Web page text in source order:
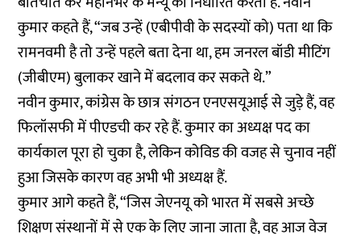
कुमार कहते हैं, “जब उन्हें (एबीपीवी के सदस्यों को) पता था कि
रामनवमी है तो उन्हें पहले बता देना था, हम जनरल बॉडी मीटिंग
(जीबीएम) बुलाकर खाने में बदलाव कर सकते थे.”
नवीन कुमार, कांग्रेस के छात्र संगठन एनएसयूआई से जुड़े हैं, वह
फिलॉसफी में पीएडची कर रहे हैं. कुमार का अध्यक्ष पद का
कार्यकाल पूरा हो चुका है, लेकिन कोविड की वजह से चुनाव नहीं
हुआ जिसके कारण वह अभी भी अध्यक्ष हैं.
कुमार आगे कहते हैं, “जिस जेएनयू को भारत में सबसे अच्छे
शिक्षण संस्थानों में से एक के लिए जाना जाता है, वह आज वेज